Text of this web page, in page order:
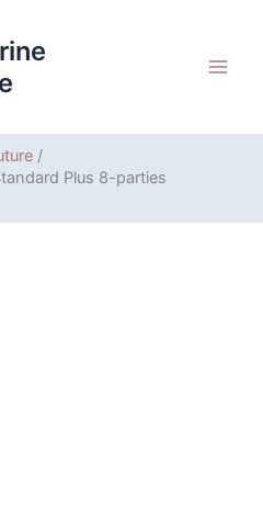
Plus 8-parties